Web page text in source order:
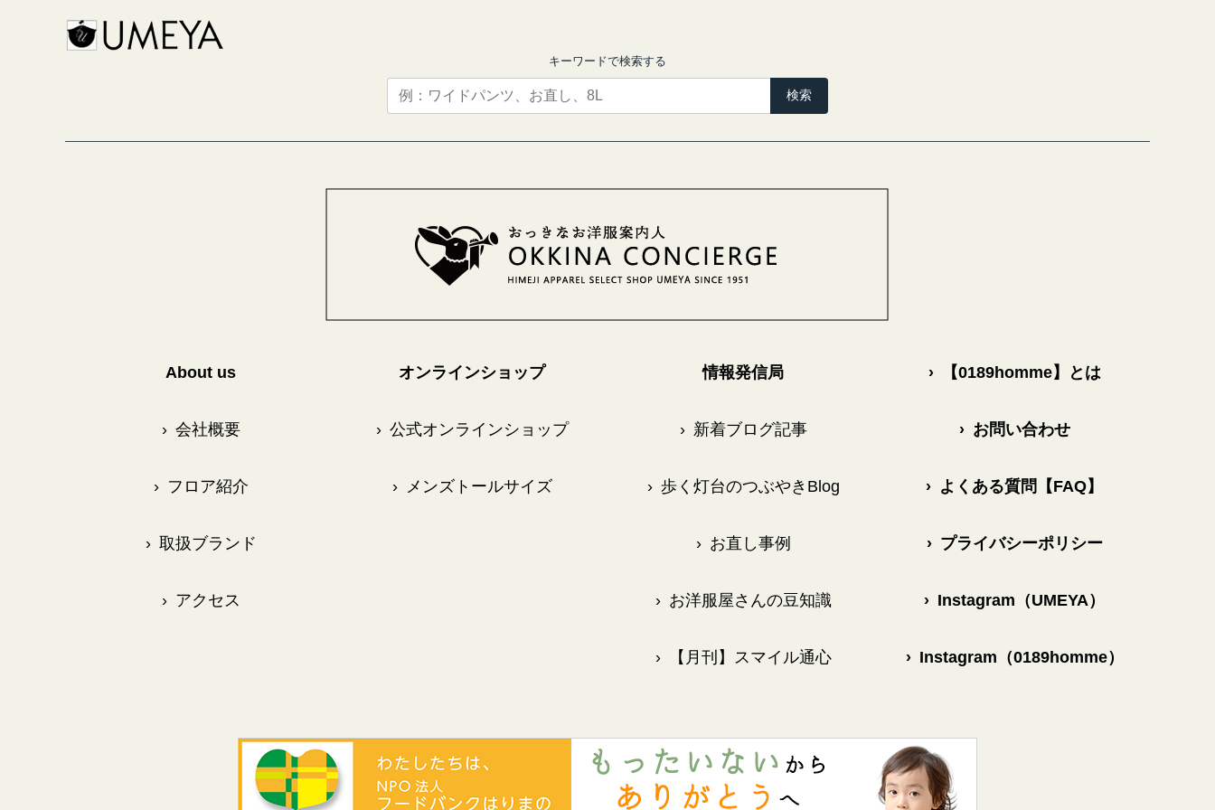
キーワードで検索する
検索
About us
›会社概要
›フロア紹介
›取扱ブランド
›アクセス
オンラインショップ
›公式オンラインショップ
›メンズトールサイズ
情報発信局
›新着ブログ記事
›歩く灯台のつぶやきBlog
›お直し事例
›お洋服屋さんの豆知識
›【月刊】スマイル通心
›【0189homme】とは
›お問い合わせ
› よくある質問【FAQ】
›プライバシーポリシー
› Instagram（UMEYA）
›Instagram（0189homme）